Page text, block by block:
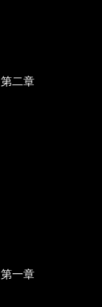
二章
一章